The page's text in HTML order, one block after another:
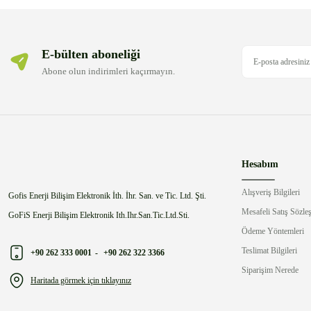
E-bülten aboneliği
Abone olun indirimleri kaçırmayın.
Gofis Enerji Bilişim Elektronik İth. İhr. San. ve Tic. Ltd. Şti.
GoFiS Enerji Bilişim Elektronik Ith.Ihr.San.Tic.Ltd.Sti.
+90 262 333 0001 - +90 262 322 3366
Haritada görmek için tıklayınız
Hesabım
Alışveriş Bilgileri
Mesafeli Satış
Ödeme Yöntemleri
Teslimat Bilgileri
Siparişim Nerede